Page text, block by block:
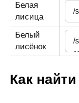
Белая
лисица
Белый
лисёнок
Как найти